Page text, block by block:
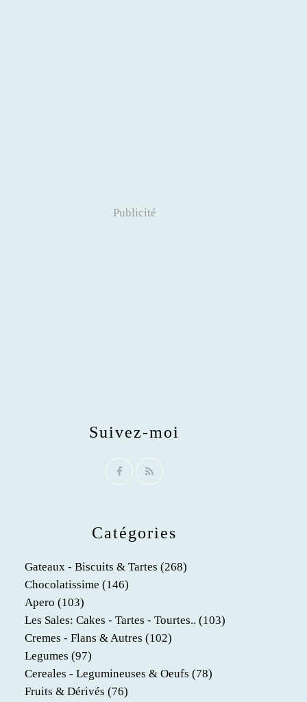
Catégories
Gateaux - Biscuits & Tartes (268)
Chocolatissime (146)
Apero (103)
Les Sales: Cakes - Tartes - Tourtes.. (103)
Cremes - Flans & Autres (102)
Legumes (97)
Cereales - Legumineuses & Oeufs (78)
Fruits & Dérivés (76)
Suivez-moi
Publicité